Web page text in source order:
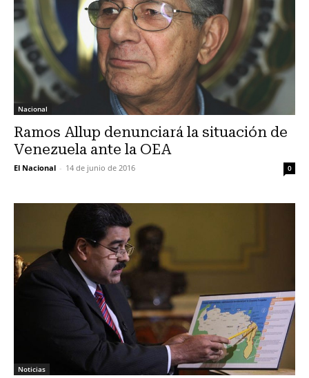
Nacional
Ramos Allup denunciará la situación de
Venezuela ante la OEA
El Nacional - 14 de junio de 2016 0
Noticias